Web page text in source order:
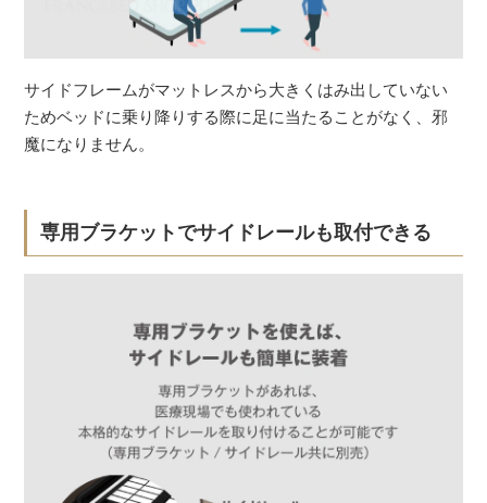
サイドフレームがマットレスから大きくはみ出していない
ためベッドに乗り降りする際に足に当たることがなく、邪
魔になりません。
専用ブラケットでサイドレールも取付できる